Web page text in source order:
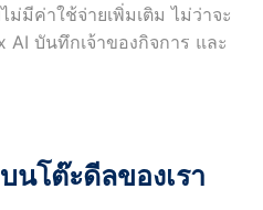
ม่มีค่าใช้จ่ายเพิ่มเติม ไม่ว่าจะ
AI บันทึกเจ้าของกิจการ และ
นโต๊ะดีลของเรา